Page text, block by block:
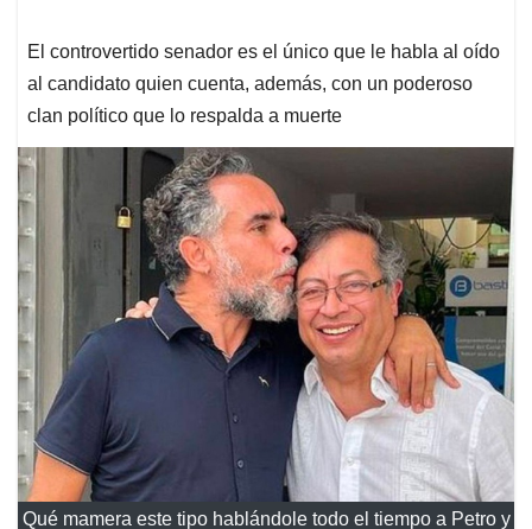
El controvertido senador es el único que le habla al oído
al candidato quien cuenta, además, con un poderoso
clan político que lo respalda a muerte
Qué mamera este tipo hablándole todo el tiempo a Petro y